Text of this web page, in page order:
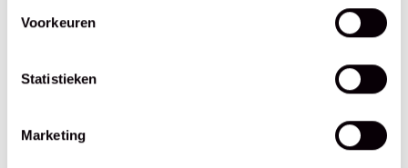
Voorkeuren
Statistieken
Marketing
Lana Grossa